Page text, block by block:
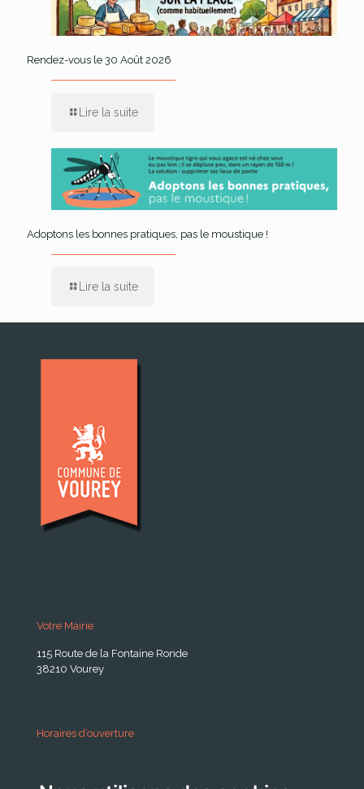
Rendez-vous le 30 Août 2026
Lire la suite
Adoptons les bonnes pratiques, pas le moustique !
Lire la suite
Votre Mairie
115 Route de la Fontaine Ronde
38210 Vourey
Horaires d’ouverture